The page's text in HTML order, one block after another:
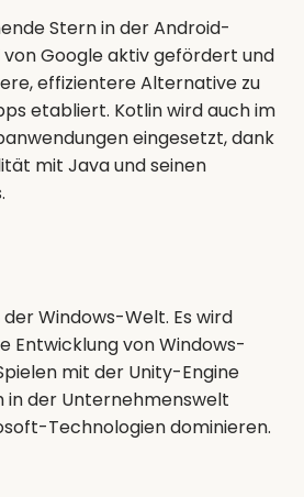
Stern in der Android-
von Google aktiv gefördert und
effizientere Alternative zu
etabliert. Kotlin wird auch im
eingesetzt, dank
mit Java und seinen
Windows-Welt. Es wird
Entwicklung von Windows-
mit der Unity-Engine
in der Unternehmenswelt
Technologien dominieren.